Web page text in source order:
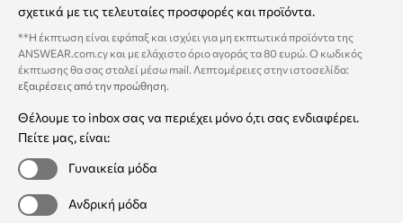
σχετικά με τις τελευταίες προσφορές και προϊόντα.
**Η έκπτωση είναι εφάπαξ και ισχύει για μη εκπτωτικά προϊόντα της
ANSWEAR.com.cy και με ελάχιστο όριο αγοράς τα 80 ευρώ. Ο κωδικός
έκπτωσης θα σας σταλεί μέσω mail. Λεπτομέρειες στην ιστοσελίδα:
εξαιρέσεις από την προώθηση
Θέλουμε το inbox σας να περιέχει μόνο ό,τι σας ενδιαφέρει.
Πείτε μας, είναι:
Γυναικεία μόδα
Ανδρική μόδα